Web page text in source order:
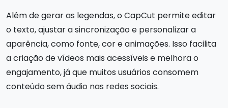
Além de gerar as legendas, o CapCut permite editar
o texto, ajustar a sincronização e personalizar a
aparência, como fonte, cor e animações. Isso facilita
a criação de vídeos mais acessíveis e melhora o
engajamento, já que muitos usuários consomem
conteúdo sem áudio nas redes sociais.